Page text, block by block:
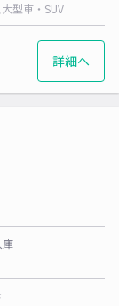
大型車・SUV
詳細へ
庫